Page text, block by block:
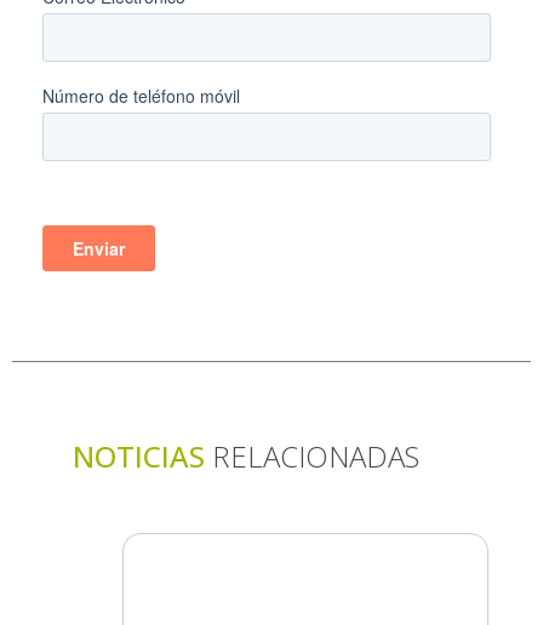
NOTICIAS RELACIONADAS